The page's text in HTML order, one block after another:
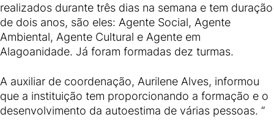
realizados durante três dias na semana e tem duração
de dois anos, são eles: Agente Social, Agente
Ambiental, Agente Cultural e Agente em
Alagoanidade. Já foram formadas dez turmas.
A auxiliar de coordenação, Aurilene Alves, informou
que a instituição tem proporcionando a formação e o
desenvolvimento da autoestima de várias pessoas. “